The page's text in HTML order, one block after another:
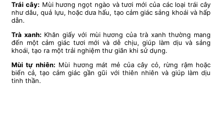
Trái cây: Mùi hương ngọt ngào và tươi mới của các loại trái cây
như dâu, quả lựu, hoặc dưa hấu, tạo cảm giác sảng khoái và hấp
dẫn.
Trà xanh: Khăn giấy với mùi hương của trà xanh thường mang
đến một cảm giác tươi mới và dễ chịu, giúp làm dịu và sảng
khoái, tạo ra một trải nghiệm thư giãn khi sử dụng.
Mùi tự nhiên: Mùi hương mát mẻ của cây cỏ, rừng rậm hoặc
biển cả, tạo cảm giác gần gũi với thiên nhiên và giúp làm dịu
tinh thần.